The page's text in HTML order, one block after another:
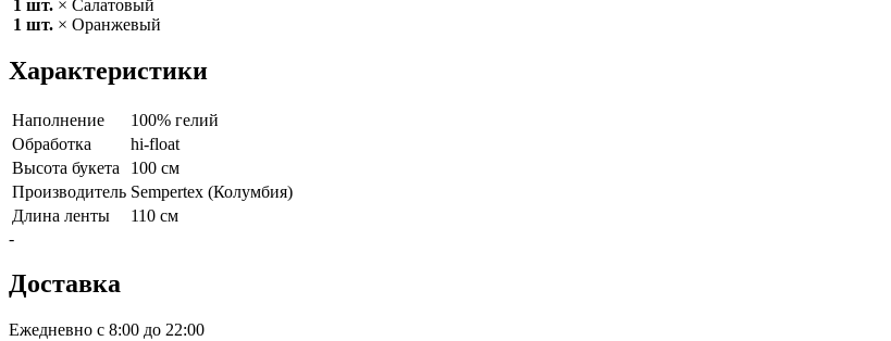
1 шт. × Салатовый
1 шт. × Оранжевый
Характеристики
Наполнение
100% гелий
Обработка
hi-float
Высота букета
100 см
Производитель Sempertex (Колумбия)
Длина ленты
110 см
-
Доставка
Ежедневно с 8:00 до 22:00